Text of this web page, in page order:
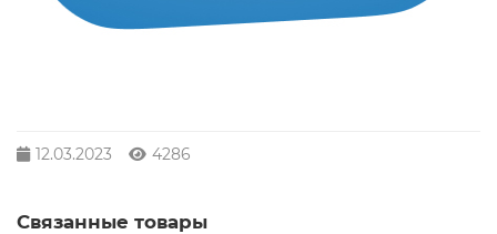
12.03.2023 4286
Связанные товары